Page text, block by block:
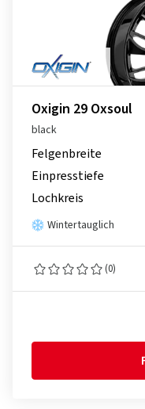
Oxigin 29 Oxsoul
black
Felgenbreite
Einpresstiefe
Lochkreis
Wintertauglich
(0)